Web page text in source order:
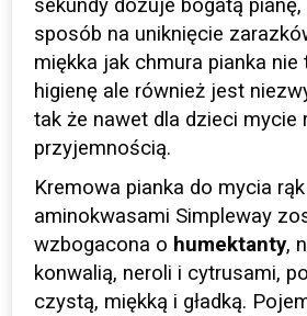
sekundy dozuje bogatą
sposób na uniknięcie
miękka jak chmura pianka nie
higienę ale również jest
tak że nawet dla dzieci mycie
przyjemnością.
Kremowa pianka do mycia
aminokwasami Simpleway
wzbogacona o humektanty,
konwalią, neroli i cytrusami,
czystą, miękką i gładką.